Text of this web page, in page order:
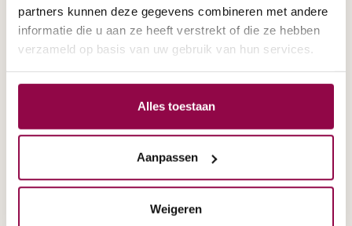
partners kunnen deze gegevens combineren met andere
informatie die u aan ze heeft verstrekt of die ze hebben
verzameld op basis van uw gebruik van hun services.
Alles toestaan
Aanpassen
Weigeren
Aantal wielen: 4 Wielen
Actieradius: 17km
Opvouwbaar: Ja
Snelheid: 6 km/u
Eindhoven